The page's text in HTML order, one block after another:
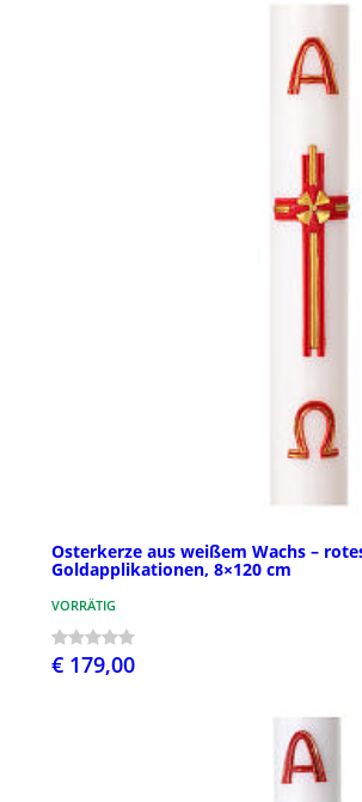
Osterkerze aus weißem Wachs –
Goldapplikationen, 8×120 cm
VORRÄTIG
€ 179,00